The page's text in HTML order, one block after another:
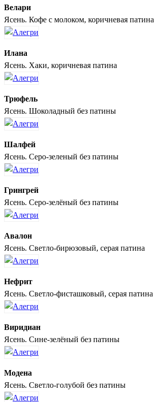
Велари
Ясень. Кофе с молоком, коричневая патина
Илана
Ясень. Хаки, коричневая патина
Трюфель
Ясень. Шоколадный без патины
Шалфей
Ясень. Серо-зеленый без патины
Грингрей
Ясень. Серо-зелёный без патины
Авалон
Ясень. Светло-бирюзовый, серая патина
Нефрит
Ясень. Светло-фисташковый, серая патина
Виридиан
Ясень. Сине-зелёный без патины
Модена
Ясень. Светло-голубой без патины